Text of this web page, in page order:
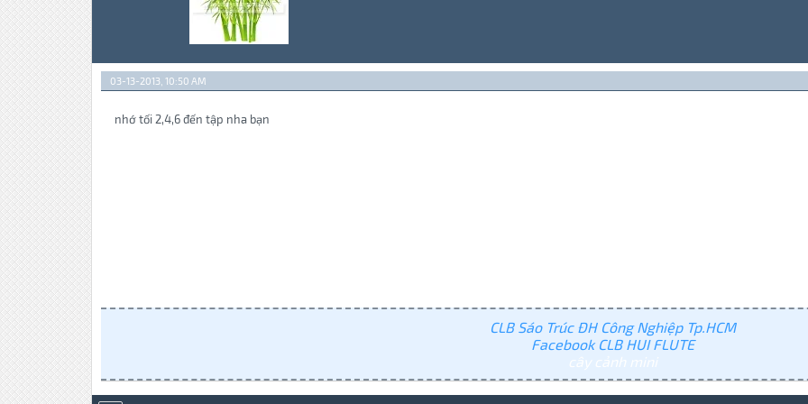
03-13-2013, 10:50 AM
nhớ tối 2,4,6 đến tập nha bạn
CLB Sáo Trúc ĐH Công Nghiệp Tp.HCM
Facebook CLB HUI FLUTE
cây cảnh mini